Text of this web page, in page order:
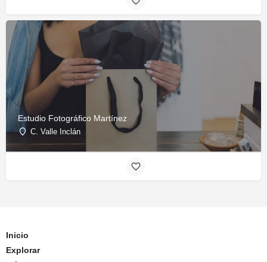
Estudio Fotográfico Martínez
C. Valle Inclán
Inicio
Explorar